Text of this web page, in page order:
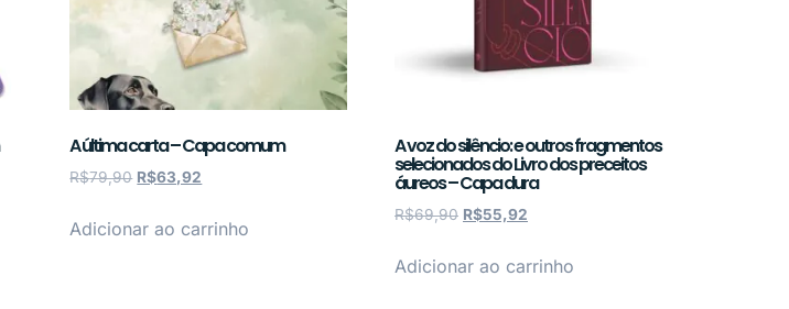
A última carta – Capa comum
R$79,90 R$63,92
Adicionar ao carrinho
A voz do silêncio: e outros fragmentos
selecionados do Livro dos preceitos
áureos – Capa dura
R$69,90 R$55,92
Adicionar ao carrinho